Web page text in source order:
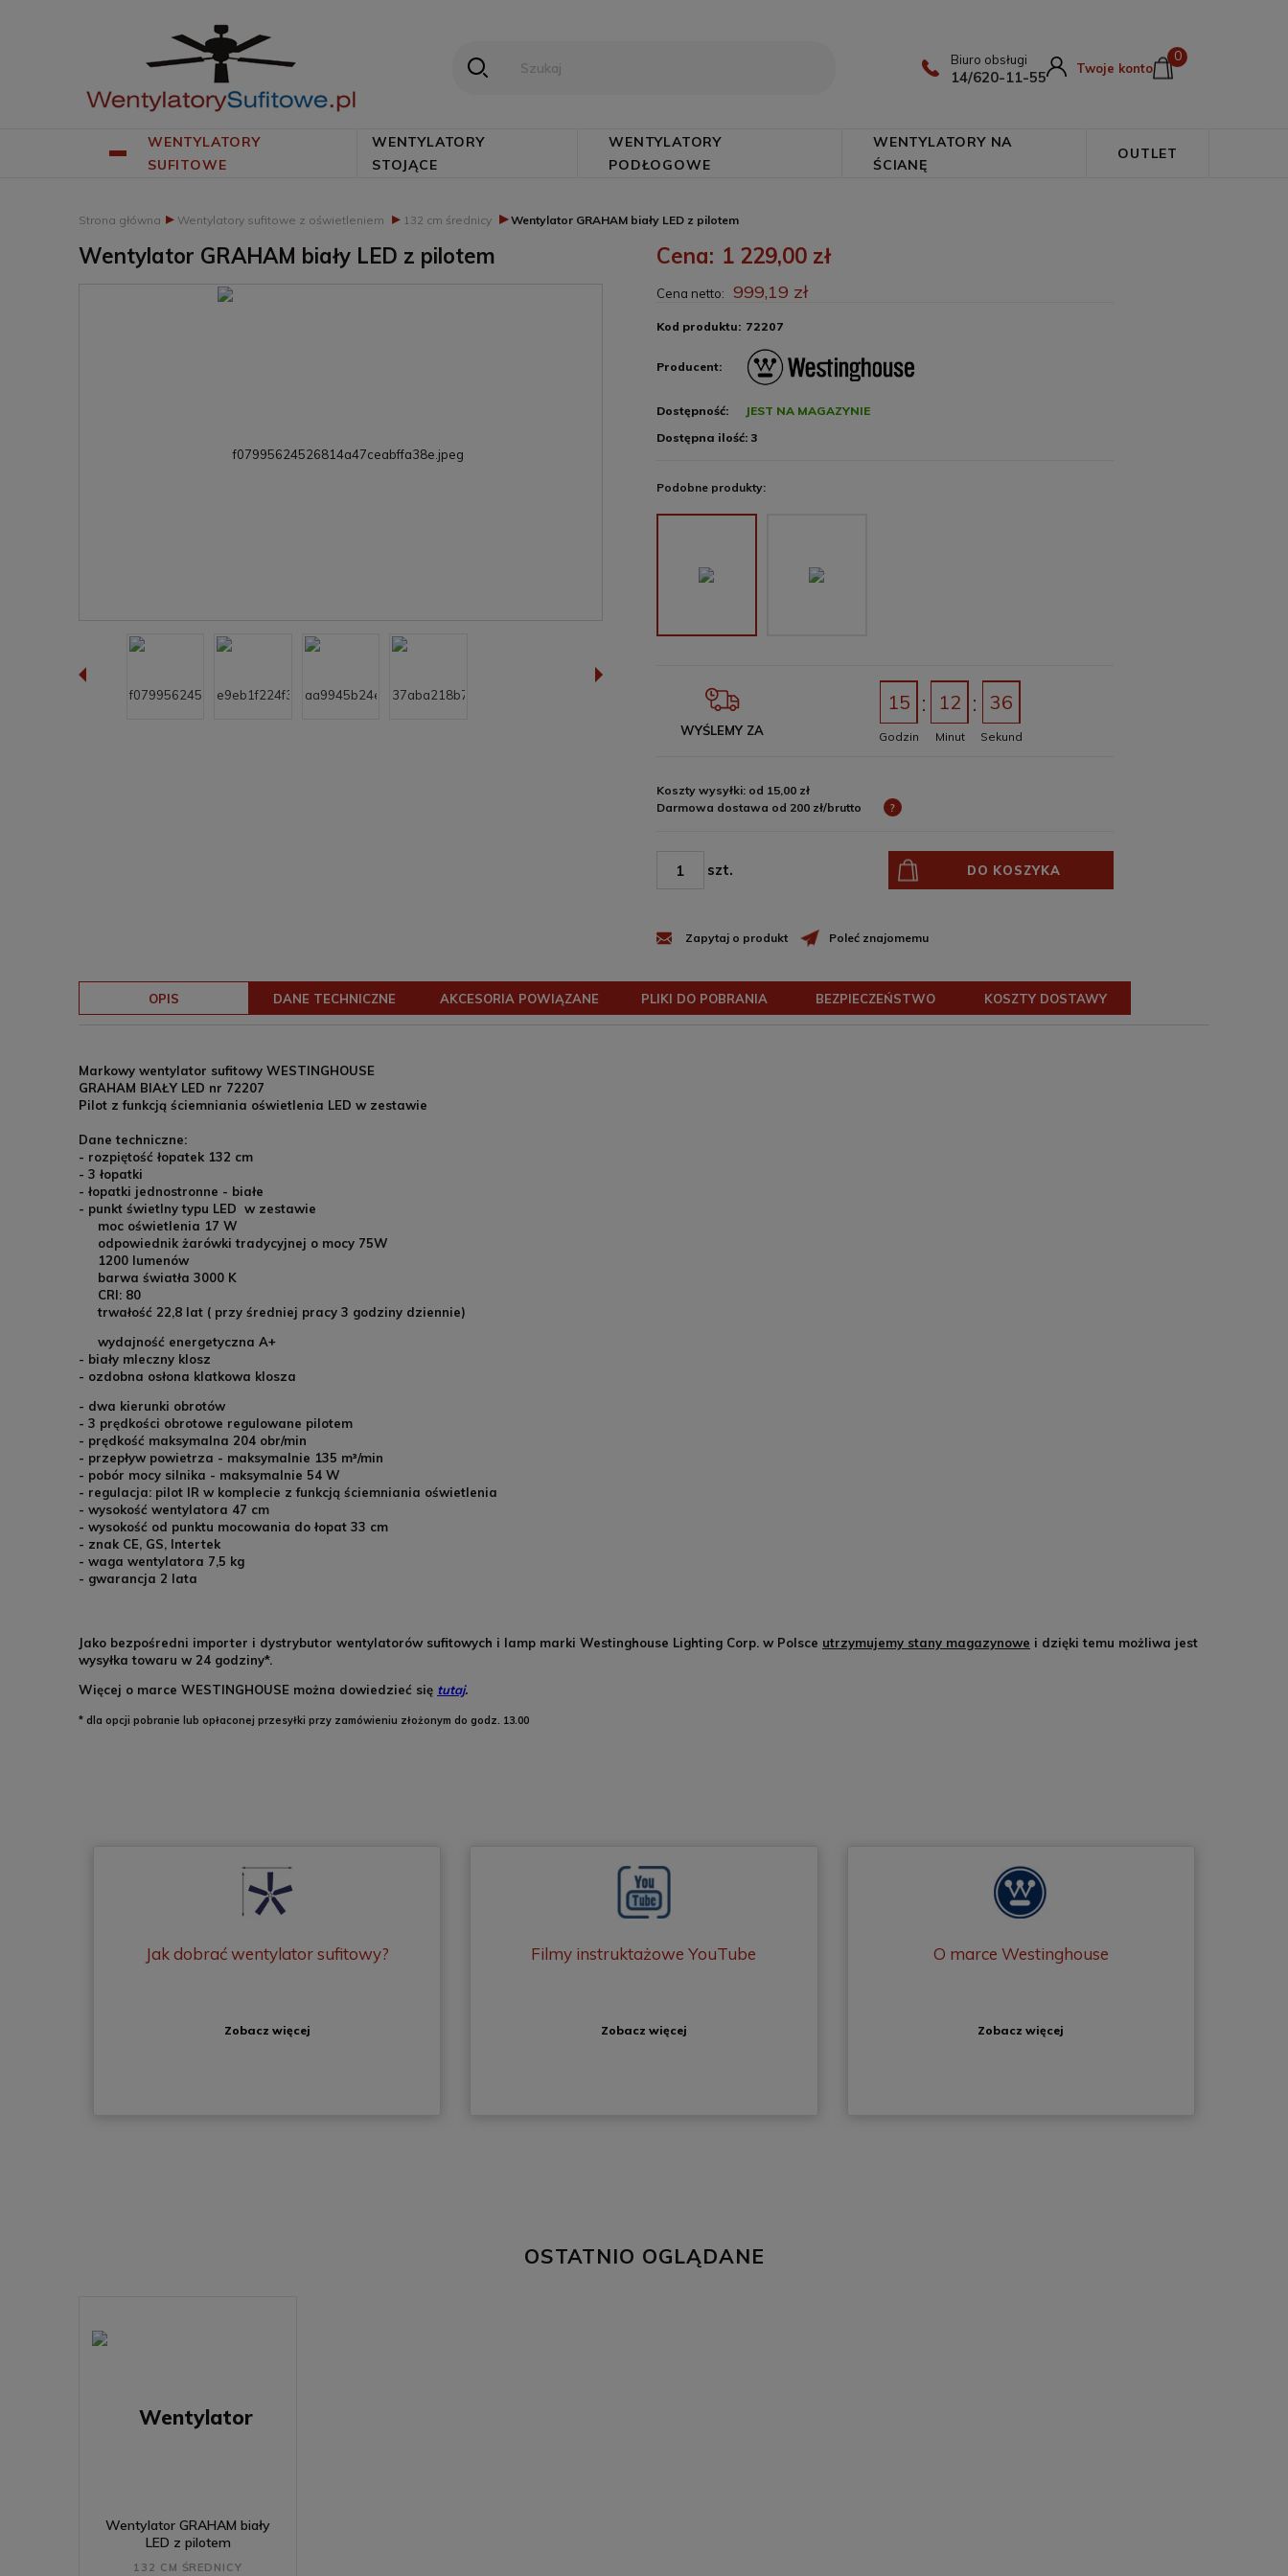
Biuro obsługi
14/620-11-55 Twoje konto
0
WENTYLATORY
SUFITOWE
WENTYLATORY
STOJĄCE
WENTYLATORY
PODŁOGOWE
WENTYLATORY NA
ŚCIANĘ
OUTLET
Strona główna ▸ Wentylatory sufitowe z oświetleniem ▸ 132 cm średnicy ▸ Wentylator GRAHAM biały LED z pilotem
Wentylator GRAHAM biały LED z pilotem Cena: 1 229,00 zł
Cena netto: 999,19 zł
Kod produktu: 72207
Producent:
Dostępność:
JEST NA MAGAZYNIE
Dostępna ilość: 3
Podobne produkty:
WYŚLEMY ZA
15
Godzin
12
Minut
36
Sekund
Koszty wysyłki: od 15,00 zł
Darmowa dostawa od 200 zł/brutto
?
szt. DO KOSZYKA
Zapytaj o produkt Poleć znajomemu
Jak dobrać wentylator sufitowy?
Zobacz więcej
Filmy instruktażowe YouTube
Zobacz więcej
O marce Westinghouse
Zobacz więcej
OPIS DANE TECHNICZNE AKCESORIA POWIĄZANE PLIKI DO POBRANIA BEZPIECZEŃSTWO KOSZTY DOSTAWY
Markowy wentylator sufitowy WESTINGHOUSE
GRAHAM BIAŁY LED nr 72207
Pilot z funkcją ściemniania oświetlenia LED w zestawie
Dane techniczne:
- rozpiętość łopatek 132 cm
- 3 łopatki
- łopatki jednostronne - białe
- punkt świetlny typu LED w zestawie
moc oświetlenia 17 W
odpowiednik żarówki tradycyjnej o mocy 75W
1200 lumenów
barwa światła 3000 K
CRI: 80
trwałość 22,8 lat ( przy średniej pracy 3 godziny dziennie)
wydajność energetyczna A+
- biały mleczny klosz
- ozdobna osłona klatkowa klosza
- dwa kierunki obrotów
- 3 prędkości obrotowe regulowane pilotem
- prędkość maksymalna 204 obr/min
- przepływ powietrza - maksymalnie 135 m³/min
- pobór mocy silnika - maksymalnie 54 W
- regulacja: pilot IR w komplecie z funkcją ściemniania oświetlenia
- wysokość wentylatora 47 cm
- wysokość od punktu mocowania do łopat 33 cm
- znak CE, GS, Intertek
- waga wentylatora 7,5 kg
- gwarancja 2 lata
Jako bezpośredni importer i dystrybutor wentylatorów sufitowych i lamp marki Westinghouse Lighting Corp. w Polsce utrzymujemy stany magazynowe i dzięki temu możliwa jest
wysyłka towaru w 24 godziny*.
Więcej o marce WESTINGHOUSE można dowiedzieć się tutaj.
* dla opcji pobranie lub opłaconej przesyłki przy zamówieniu złożonym do godz. 13.00
OSTATNIO OGLĄDANE
Wentylator GRAHAM biały
LED z pilotem
132 CM ŚREDNICY